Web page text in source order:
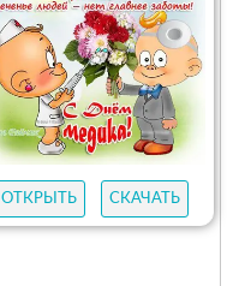
ОТКРЫТЬ СКАЧАТЬ